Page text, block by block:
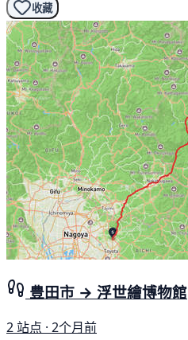
收藏
豊田市 → 浮世繪博物館
2 站点 · 2个月前